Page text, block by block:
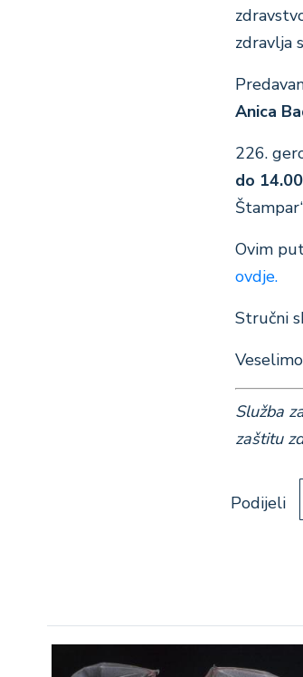
zdravlja
Anica
226.
do
Ovim
ovdje.
Stručni
Služba
zaštitu
Podijeli